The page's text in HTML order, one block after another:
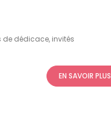
de dédicace, invités
EN SAVOIR PLUS